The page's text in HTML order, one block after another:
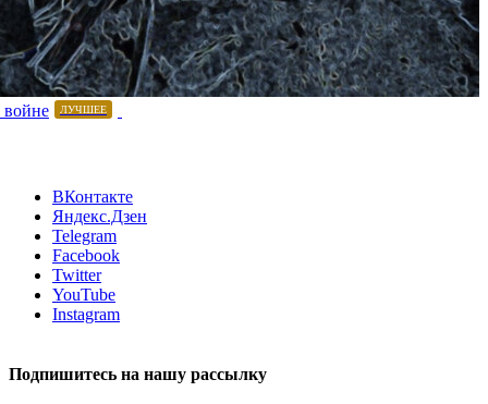
ЛУЧШЕЕ
ВКонтакте
Яндекс.Дзен
Telegram
Facebook
Twitter
YouTube
Instagram
Подпишитесь на нашу рассылку